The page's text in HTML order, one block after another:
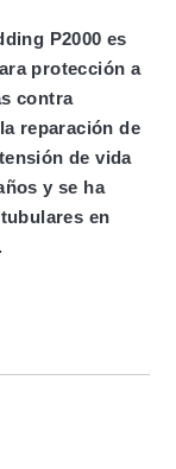
P2000 es
protección a
contra
reparación de
de vida
y se ha
en